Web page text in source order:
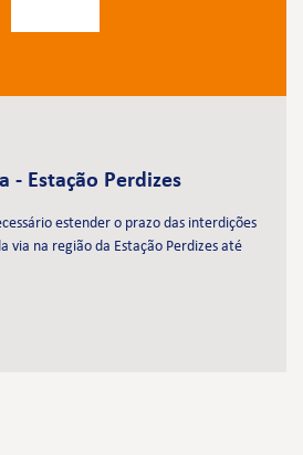
- Estação Perdizes
estender o prazo das interdições
via na região da Estação Perdizes até